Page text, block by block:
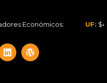
Económicos: